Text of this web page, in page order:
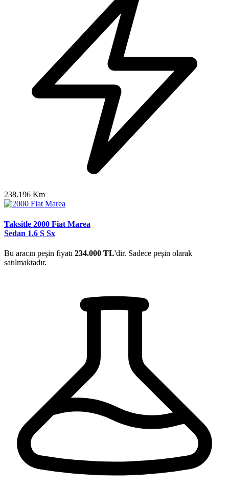
238.196 Km
Taksitle 2000 Fiat Marea
Sedan 1.6 S Sx
Bu aracın peşin fiyatı 234.000 TL'dir. Sadece peşin olarak
satılmaktadır.